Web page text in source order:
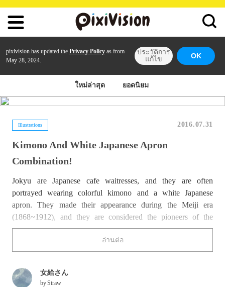
pixivision has updated the Privacy Policy as from
May 28, 2024.
ประวัติการ
แก้ไข
OK
ใหม่ล่าสุด ยอดนิยม
Illustrations 2016.07.31
Kimono And White Japanese Apron
Combination!
Jokyu are Japanese cafe waitresses, and they are often
portrayed wearing colorful kimono and a white Japanese
apron. They made their appearance during the Meiji era
(1868~1912), and they are considered the pioneers of the
“working women” category. During modern times, since the
genre of the cafes in Japan changed quite a lot, the jokyu figure
started to disappear, although this cute retro style is still popular.
neat and fashionable working women. Enjoy!
อ่านต่อ
女給さん
byStraw